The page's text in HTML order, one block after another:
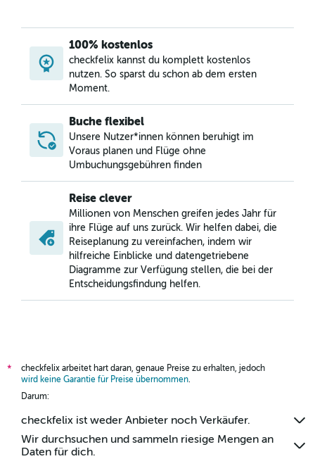
100% kostenlos
checkfelix kannst du komplett kostenlos
nutzen. So sparst du schon ab dem ersten
Moment.
Buche flexibel
Unsere Nutzer*innen können beruhigt im
Voraus planen und Flüge ohne
Umbuchungsgebühren finden
Reise clever
Millionen von Menschen greifen jedes Jahr für
ihre Flüge auf uns zurück. Wir helfen dabei, die
Reiseplanung zu vereinfachen, indem wir
hilfreiche Einblicke und datengetriebene
Diagramme zur Verfügung stellen, die bei der
Entscheidungsfindung helfen.
*
checkfelix arbeitet hart daran, genaue Preise zu erhalten, jedoch
wird keine Garantie für Preise übernommen.
Darum:
checkfelix ist weder Anbieter noch Verkäufer.
Wir durchsuchen und sammeln riesige Mengen an
Daten für dich.